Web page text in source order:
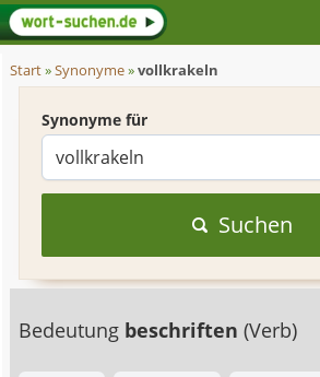
Start»Synonyme»vollkrakeln
Synonyme für
Suchen
Bedeutung beschriften(Verb)